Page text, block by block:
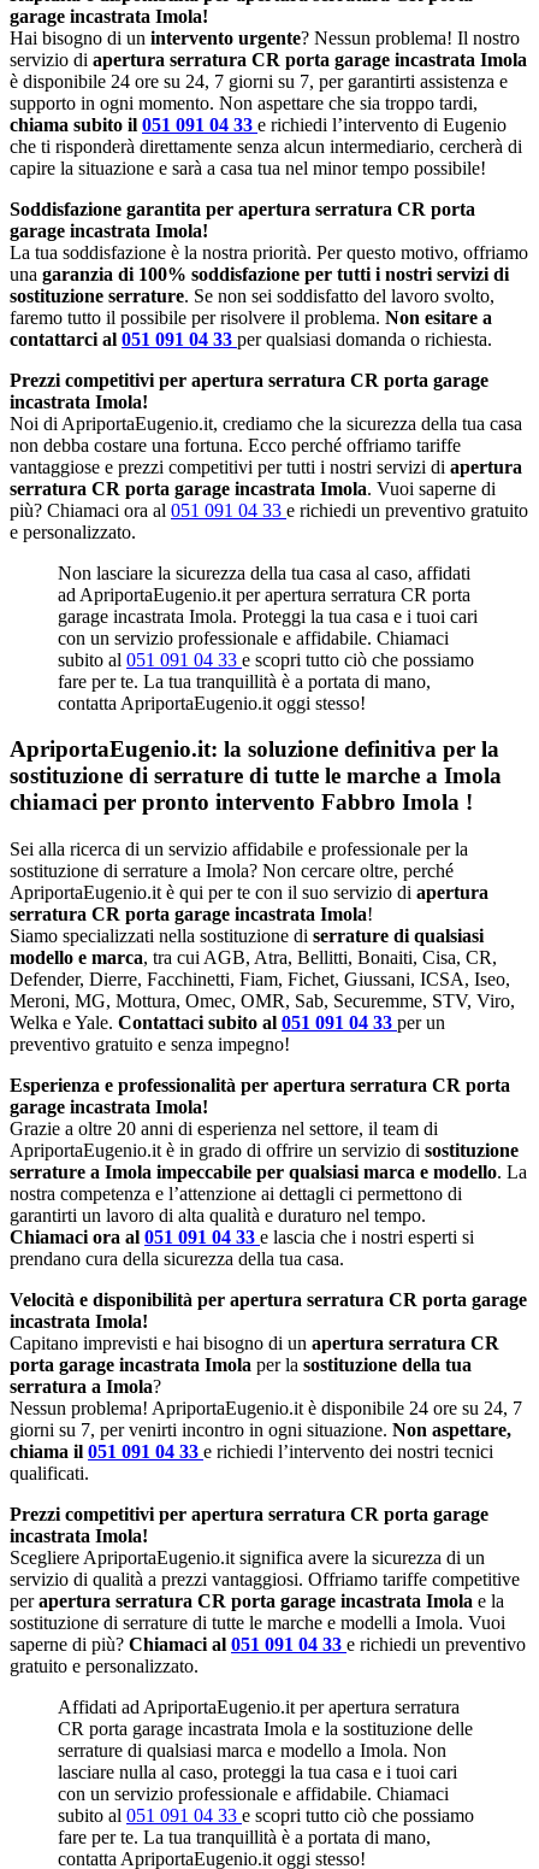
garage incastrata Imola!
Hai bisogno di un intervento urgente? Nessun problema! Il nostro
servizio di apertura serratura CR porta garage incastrata Imola
è disponibile 24 ore su 24, 7 giorni su 7, per garantirti assistenza e
supporto in ogni momento. Non aspettare che sia troppo tardi,
chiama subito il 051 091 04 33 e richiedi l’intervento di Eugenio
che ti risponderà direttamente senza alcun intermediario, cercherà di
capire la situazione e sarà a casa tua nel minor tempo possibile!
Soddisfazione garantita per apertura serratura CR porta
garage incastrata Imola!
La tua soddisfazione è la nostra priorità. Per questo motivo, offriamo
una garanzia di 100% soddisfazione per tutti i nostri servizi di
sostituzione serrature. Se non sei soddisfatto del lavoro svolto,
faremo tutto il possibile per risolvere il problema. Non esitare a
contattarci al 051 091 04 33 per qualsiasi domanda o richiesta.
Prezzi competitivi per apertura serratura CR porta garage
incastrata Imola!
Noi di ApriportaEugenio.it, crediamo che la sicurezza della tua casa
non debba costare una fortuna. Ecco perché offriamo tariffe
vantaggiose e prezzi competitivi per tutti i nostri servizi di apertura
serratura CR porta garage incastrata Imola. Vuoi saperne di
più? Chiamaci ora al 051 091 04 33 e richiedi un preventivo gratuito
e personalizzato.
Non lasciare la sicurezza della tua casa al caso, affidati
ad ApriportaEugenio.it per apertura serratura CR porta
garage incastrata Imola. Proteggi la tua casa e i tuoi cari
con un servizio professionale e affidabile. Chiamaci
subito al 051 091 04 33 e scopri tutto ciò che possiamo
fare per te. La tua tranquillità è a portata di mano,
contatta ApriportaEugenio.it oggi stesso!
ApriportaEugenio.it: la soluzione definitiva per la
sostituzione di serrature di tutte le marche a Imola
chiamaci per pronto intervento Fabbro Imola !
Sei alla ricerca di un servizio affidabile e professionale per la
sostituzione di serrature a Imola? Non cercare oltre, perché
ApriportaEugenio.it è qui per te con il suo servizio di apertura
serratura CR porta garage incastrata Imola!
Siamo specializzati nella sostituzione di serrature di qualsiasi
modello e marca, tra cui AGB, Atra, Bellitti, Bonaiti, Cisa, CR,
Defender, Dierre, Facchinetti, Fiam, Fichet, Giussani, ICSA, Iseo,
Meroni, MG, Mottura, Omec, OMR, Sab, Securemme, STV, Viro,
Welka e Yale. Contattaci subito al 051 091 04 33 per un
preventivo gratuito e senza impegno!
Esperienza e professionalità per apertura serratura CR porta
garage incastrata Imola!
Grazie a oltre 20 anni di esperienza nel settore, il team di
ApriportaEugenio.it è in grado di offrire un servizio di sostituzione
serrature a Imola impeccabile per qualsiasi marca e modello. La
nostra competenza e l’attenzione ai dettagli ci permettono di
garantirti un lavoro di alta qualità e duraturo nel tempo.
Chiamaci ora al 051 091 04 33 e lascia che i nostri esperti si
prendano cura della sicurezza della tua casa.
Velocità e disponibilità per apertura serratura CR porta garage
incastrata Imola!
Capitano imprevisti e hai bisogno di un apertura serratura CR
porta garage incastrata Imola per la sostituzione della tua
serratura a Imola?
Nessun problema! ApriportaEugenio.it è disponibile 24 ore su 24, 7
giorni su 7, per venirti incontro in ogni situazione. Non aspettare,
chiama il 051 091 04 33 e richiedi l’intervento dei nostri tecnici
qualificati.
Prezzi competitivi per apertura serratura CR porta garage
incastrata Imola!
Scegliere ApriportaEugenio.it significa avere la sicurezza di un
servizio di qualità a prezzi vantaggiosi. Offriamo tariffe competitive
perapertura serratura CR porta garage incastrata Imola e la
sostituzione di serrature di tutte le marche e modelli a Imola. Vuoi
saperne di più? Chiamaci al 051 091 04 33 e richiedi un preventivo
gratuito e personalizzato.
Affidati ad ApriportaEugenio.it per apertura serratura
CR porta garage incastrata Imola e la sostituzione delle
serrature di qualsiasi marca e modello a Imola. Non
lasciare nulla al caso, proteggi la tua casa e i tuoi cari
con un servizio professionale e affidabile. Chiamaci
subito al 051 091 04 33 e scopri tutto ciò che possiamo
fare per te. La tua tranquillità è a portata di mano,
contatta ApriportaEugenio.it oggi stesso!